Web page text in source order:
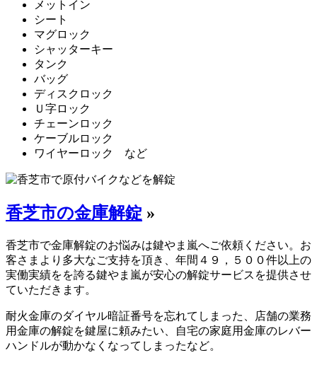
メットイン
シート
マグロック
シャッターキー
タンク
バッグ
ディスクロック
Ｕ字ロック
チェーンロック
ケーブルロック
ワイヤーロック など
香芝市の金庫解錠 »
香芝市で金庫解錠のお悩みは鍵やま嵐へご依頼ください。お
客さまより多大なご支持を頂き、年間４９，５００件以上の
実働実績をを誇る鍵やま嵐が安心の解錠サービスを提供させ
ていただきます。
耐火金庫のダイヤル暗証番号を忘れてしまった、店舗の業務
用金庫の解錠を鍵屋に頼みたい、自宅の家庭用金庫のレバー
ハンドルが動かなくなってしまったなど。